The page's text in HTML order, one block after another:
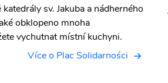
sv. Jakuba a nádherného
obklopeno mnoha
vychutnat místní kuchyni.
Více o Plac Solidarności